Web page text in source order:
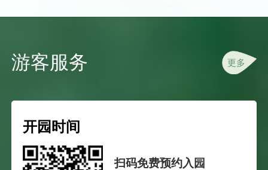
游客服务 更多
开园时间
扫码免费预约入园